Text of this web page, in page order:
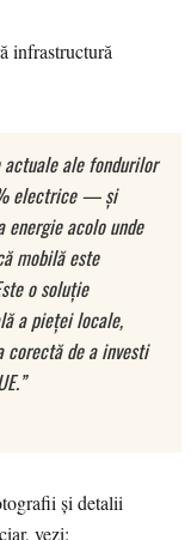
infrastructură
ale fondurilor
electrice — și
acolo unde
mobilă este
o soluție
a pieței locale,
de a investi
și detalii
vezi: